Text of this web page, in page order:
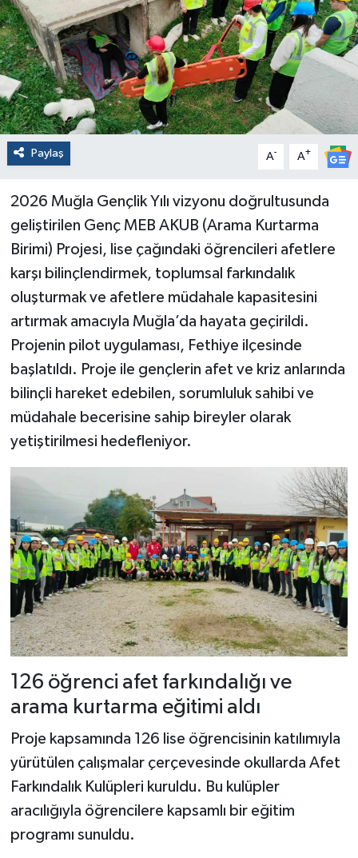
Paylaş A- A+
2026 Muğla Gençlik Yılı vizyonu doğrultusunda
geliştirilen Genç MEB AKUB (Arama Kurtarma
Birimi) Projesi, lise çağındaki öğrencileri afetlere
karşı bilinçlendirmek, toplumsal farkındalık
oluşturmak ve afetlere müdahale kapasitesini
artırmak amacıyla Muğla’da hayata geçirildi.
Projenin pilot uygulaması, Fethiye ilçesinde
başlatıldı. Proje ile gençlerin afet ve kriz anlarında
bilinçli hareket edebilen, sorumluluk sahibi ve
müdahale becerisine sahip bireyler olarak
yetiştirilmesi hedefleniyor.
126 öğrenci afet farkındalığı ve
arama kurtarma eğitimi aldı
Proje kapsamında 126 lise öğrencisinin katılımıyla
yürütülen çalışmalar çerçevesinde okullarda Afet
Farkındalık Kulüpleri kuruldu. Bu kulüpler
aracılığıyla öğrencilere kapsamlı bir eğitim
programı sunuldu.